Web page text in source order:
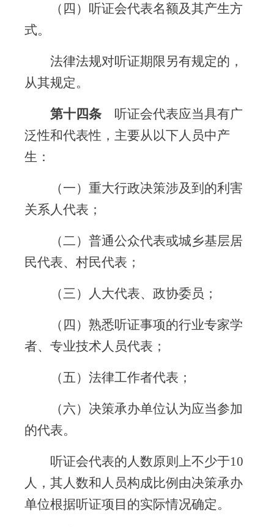
（四）听证会代表名额及其产生方
式。
法律法规对听证期限另有规定的，
从其规定。
第十四条 听证会代表应当具有广
泛性和代表性，主要从以下人员中产
生：
（一）重大行政决策涉及到的利害
关系人代表；
（二）普通公众代表或城乡基层居
民代表、村民代表；
（三）人大代表、政协委员；
（四）熟悉听证事项的行业专家学
者、专业技术人员代表；
（五）法律工作者代表；
（六）决策承办单位认为应当参加
的代表。
听证会代表的人数原则上不少于10
人，其人数和人员构成比例由决策承办
单位根据听证项目的实际情况确定。